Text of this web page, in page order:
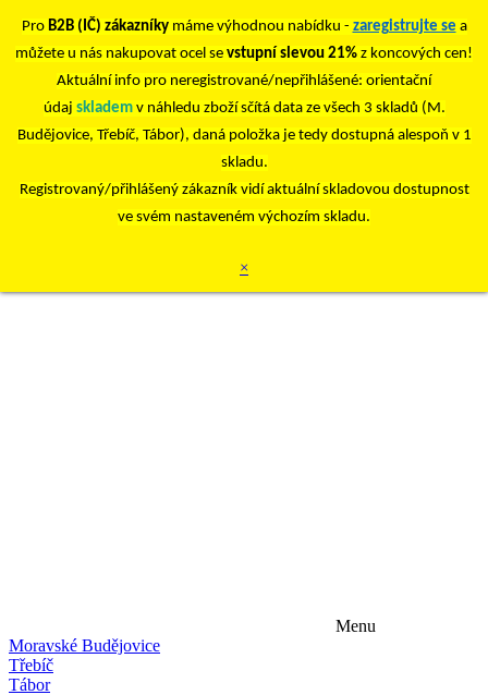
Pro B2B (IČ) zákazníkymáme výhodnou nabídku - zaregistrujte se a
můžete u nás nakupovat ocel se vstupní slevou 21% z koncových cen!
Aktuální info pro neregistrované/nepřihlášené: orientační
údaj skladem v náhledu zboží sčítá data ze všech 3 skladů (M.
Budějovice, Třebíč, Tábor), daná položka je tedy dostupná alespoň v 1
skladu.
Registrovaný/přihlášený zákazník vidí aktuální skladovou dostupnost
ve svém nastaveném výchozím skladu.
×
Menu
Moravské Budějovice
Třebíč
Tábor